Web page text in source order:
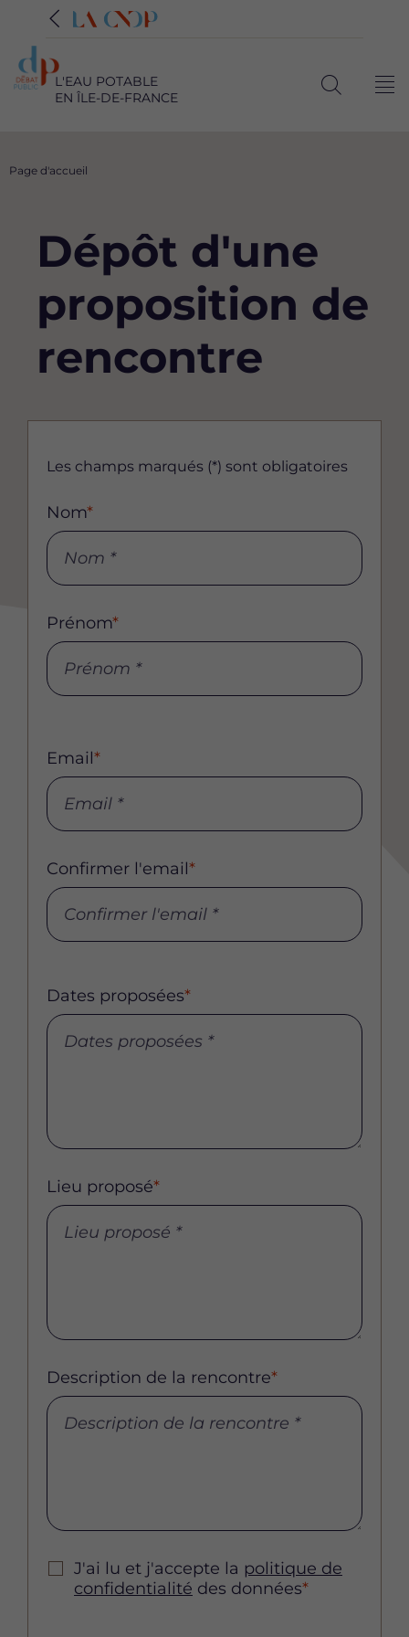
L'EAU POTABLE
EN ÎLE-DE-FRANCE
Fil
Page d'accueil
Dépôt d'une
proposition de
rencontre
Les champs marqués (*) sont obligatoires
Nom*
Prénom*
Email
Email*
Confirmer l'email*
Dates proposées*
Lieu proposé*
Description de la rencontre*
J'ai lu et j'accepte la politique de
confidentialité des données*